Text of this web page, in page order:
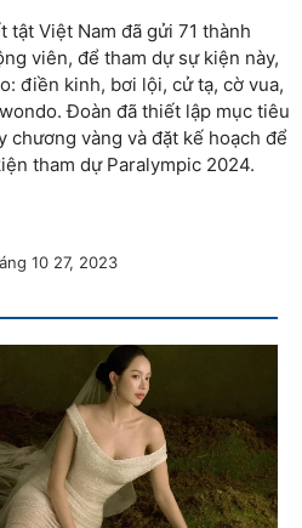
Việt Nam đã gửi 71 thành
viên, để tham dự sự kiện này,
điền kinh, bơi lội, cử tạ, cờ vua,
Đoàn đã thiết lập mục tiêu
vàng và đặt kế hoạch để
tham dự Paralympic 2024.
10 27, 2023